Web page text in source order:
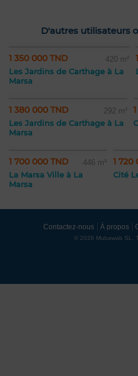
D'autres utilisateurs
1 350 000 TND 420 m²
Les Jardins de Carthage à La
Marsa
1 380 000 TND 292 m²
Les Jardins de Carthage à La
Marsa
1 700 000 TND 446 m²
La Marsa Ville à La
Marsa
1 720
Cité
Contactez-nous À propos
© 2026 Mubawab SL.